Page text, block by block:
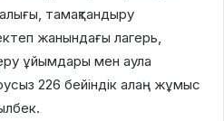
тамақтандыру
жанындағы лагерь,
ұйымдары мен аула
226 бейіндік алаң жұмыс